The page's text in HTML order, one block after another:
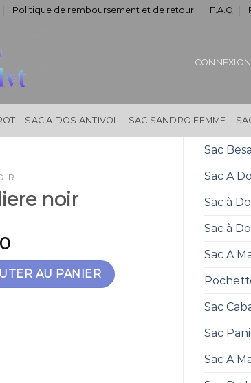
Politique de remboursement et de retour F.A.Q
CONNEXION
SAC A DOS ANTIVOL SAC SANDRO FEMME
Sac
Sac A
Sac à
Sac à
Sac A
Sac
Sac
Sac A
noir
noirAU PANIER